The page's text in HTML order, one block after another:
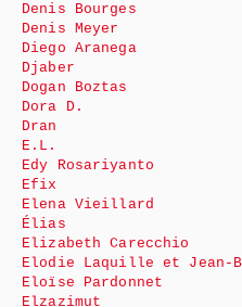
Denis Bourges
Denis Meyer
Diego Aranega
Djaber
Dogan Boztas
Dora D.
Dran
E.L.
Edy Rosariyanto
Efix
Elena Vieillard
Élias
Elizabeth Carecchio
Elodie Laquille et Jean-
Eloïse Pardonnet
Elzazimut